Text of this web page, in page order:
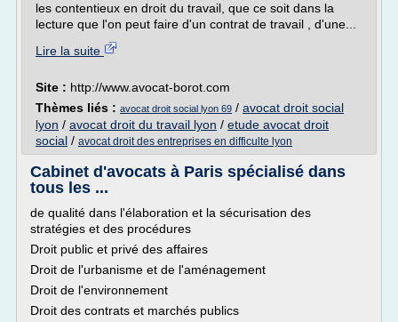
les contentieux en droit du travail, que ce soit dans la
lecture que l'on peut faire d'un contrat de travail , d'une...
Lire la suite
Site : http://www.avocat-borot.com
Thèmes liés : avocat droit social lyon 69 / avocat droit social
lyon / avocat droit du travail lyon / etude avocat droit
social / avocat droit des entreprises en difficulte lyon
Cabinet d'avocats à Paris spécialisé dans
tous les ...
de qualité dans l'élaboration et la sécurisation des
stratégies et des procédures
Droit public et privé des affaires
Droit de l'urbanisme et de l'aménagement
Droit de l'environnement
Droit des contrats et marchés publics